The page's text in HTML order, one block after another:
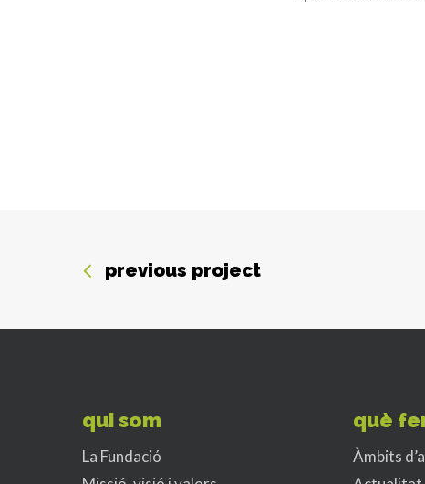
previous project
qui som
La Fundació
què
Àmbits